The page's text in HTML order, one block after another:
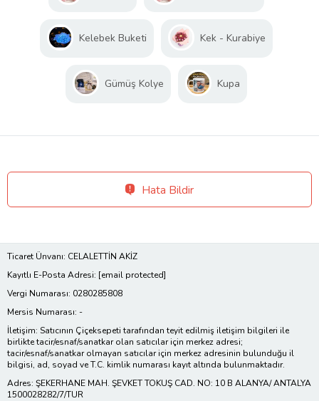
Kelebek Buketi Kek - Kurabiye
Gümüş Kolye Kupa
Hata Bildir
Ticaret Ünvanı: CELALETTİN AKİZ
Kayıtlı E-Posta Adresi: [email protected]
Vergi Numarası: 0280285808
Mersis Numarası: -
İletişim: Satıcının Çiçeksepeti tarafından teyit edilmiş iletişim bilgileri ile
birlikte tacir/esnaf/sanatkar olan satıcılar için merkez adresi;
tacir/esnaf/sanatkar olmayan satıcılar için merkez adresinin bulunduğu il
bilgisi, ad, soyad ve T.C. kimlik numarası kayıt altında bulunmaktadır.
Adres: ŞEKERHANE MAH. ŞEVKET TOKUŞ CAD. NO: 10 B ALANYA/ ANTALYA
1500028282/7/TUR